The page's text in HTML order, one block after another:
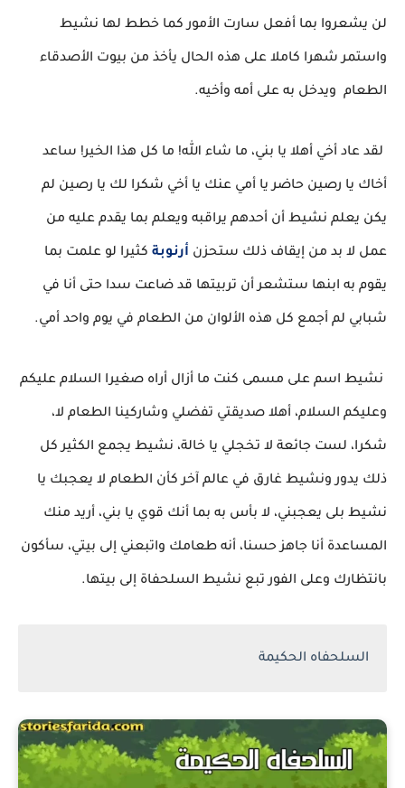
لن يشعروا بما أفعل سارت الأمور كما خطط لها نشيط
واستمر شهرا كاملا على هذه الحال يأخذ من بيوت الأصدقاء
الطعام ويدخل به على أمه وأخيه.
لقد عاد أخي أهلا يا بني، ما شاء الله! ما كل هذا الخير! ساعد
أخاك يا رصين حاضر يا أمي عنك يا أخي شكرا لك يا رصين لم
يكن يعلم نشيط أن أحدهم يراقبه ويعلم بما يقدم عليه من
عمل لا بد من إيقاف ذلك ستحزن أرنوبة كثيرا لو علمت بما
يقوم به ابنها ستشعر أن تربيتها قد ضاعت سدا حتى أنا في
شبابي لم أجمع كل هذه الألوان من الطعام في يوم واحد أمي.
نشيط اسم على مسمى كنت ما أزال أراه صغيرا السلام عليكم
وعليكم السلام، أهلا صديقتي تفضلي وشاركينا الطعام لا،
شكرا، لست جائعة لا تخجلي يا خالة، نشيط يجمع الكثير كل
ذلك يدور ونشيط غارق في عالم آخر كأن الطعام لا يعجبك يا
نشيط بلى يعجبني، لا بأس به بما أنك قوي يا بني، أريد منك
المساعدة أنا جاهز حسنا، أنه طعامك واتبعني إلى بيتي، سأكون
بانتظارك وعلى الفور تبع نشيط السلحفاة إلى بيتها.
السلحفاه الحكيمة